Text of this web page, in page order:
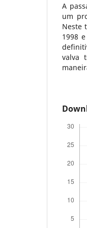
A
um
Neste
1998
valva